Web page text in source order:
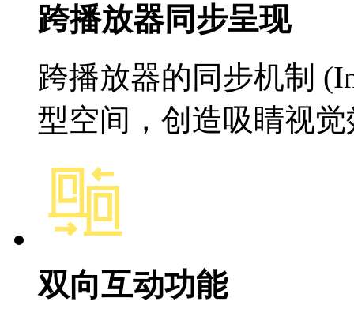
跨播放器同步呈现
跨播放器的同步机制
型空间，创造吸睛视
双向互动功能